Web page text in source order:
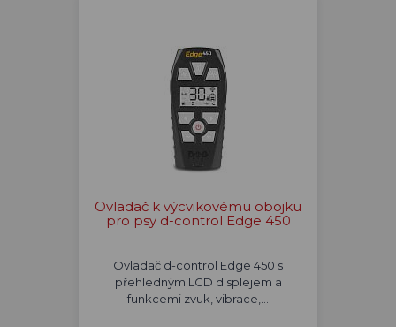
Ovladač k výcvikovému obojku
pro psy d-control Edge 450
Ovladač d-control Edge 450 s
přehledným LCD displejem a
funkcemi zvuk, vibrace,…